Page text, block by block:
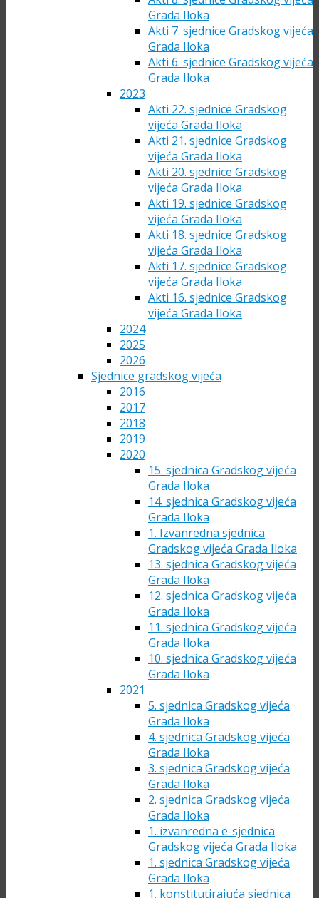
Grada Iloka
Akti 7. sjednice Gradskog vijeća
Grada Iloka
Akti 6. sjednice Gradskog vijeća
Grada Iloka
2023
Akti 22. sjednice Gradskog
vijeća Grada Iloka
Akti 21. sjednice Gradskog
vijeća Grada Iloka
Akti 20. sjednice Gradskog
vijeća Grada Iloka
Akti 19. sjednice Gradskog
vijeća Grada Iloka
Akti 18. sjednice Gradskog
vijeća Grada Iloka
Akti 17. sjednice Gradskog
vijeća Grada Iloka
Akti 16. sjednice Gradskog
vijeća Grada Iloka
2024
2025
2026
Sjednice gradskog vijeća
2016
2017
2018
2019
2020
15. sjednica Gradskog vijeća
Grada Iloka
14. sjednica Gradskog vijeća
Grada Iloka
1. Izvanredna sjednica
Gradskog vijeća Grada Iloka
13. sjednica Gradskog vijeća
Grada Iloka
12. sjednica Gradskog vijeća
Grada Iloka
11. sjednica Gradskog vijeća
Grada Iloka
10. sjednica Gradskog vijeća
Grada Iloka
2021
5. sjednica Gradskog vijeća
Grada Iloka
4. sjednica Gradskog vijeća
Grada Iloka
3. sjednica Gradskog vijeća
Grada Iloka
2. sjednica Gradskog vijeća
Grada Iloka
1. izvanredna e-sjednica
Gradskog vijeća Grada Iloka
1. sjednica Gradskog vijeća
Grada Iloka
1. konstitutirajuća sjednica